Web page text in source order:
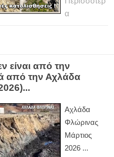
α
είναι από την
από την Αχλάδα
Αχλάδα
Φλώρινας
Μάρτιος
2026 ...